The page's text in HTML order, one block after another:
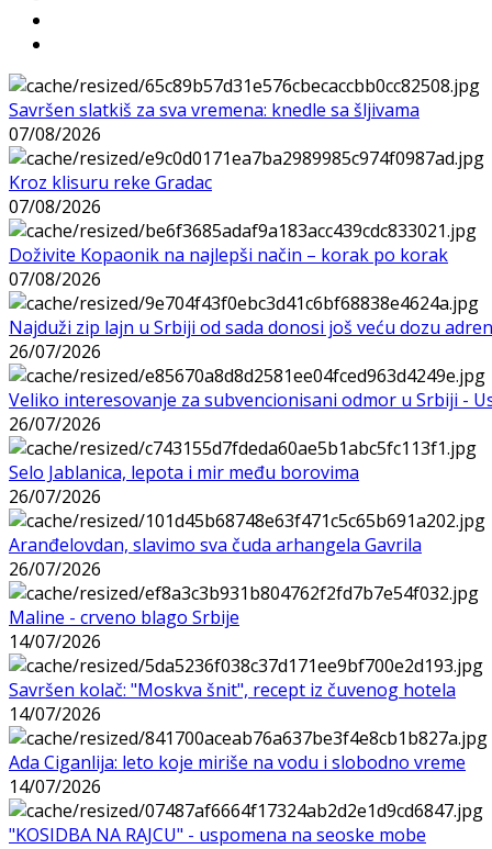
Savršen slatkiš za sva vremena: knedle sa šljivama
07/08/2026
Kroz klisuru reke Gradac
07/08/2026
Doživite Kopaonik na najlepši način – korak po korak
07/08/2026
Najduži zip lajn u Srbiji od sada donosi još veću dozu
26/07/2026
Veliko interesovanje za subvencionisani odmor u Srbiji -
26/07/2026
Selo Jablanica, lepota i mir među borovima
26/07/2026
Aranđelovdan, slavimo sva čuda arhangela Gavrila
26/07/2026
Maline - crveno blago Srbije
14/07/2026
Savršen kolač: "Moskva šnit", recept iz čuvenog hotela
14/07/2026
Ada Ciganlija: leto koje miriše na vodu i slobodno vreme
14/07/2026
"KOSIDBA NA RAJCU" - uspomena na seoske mobe